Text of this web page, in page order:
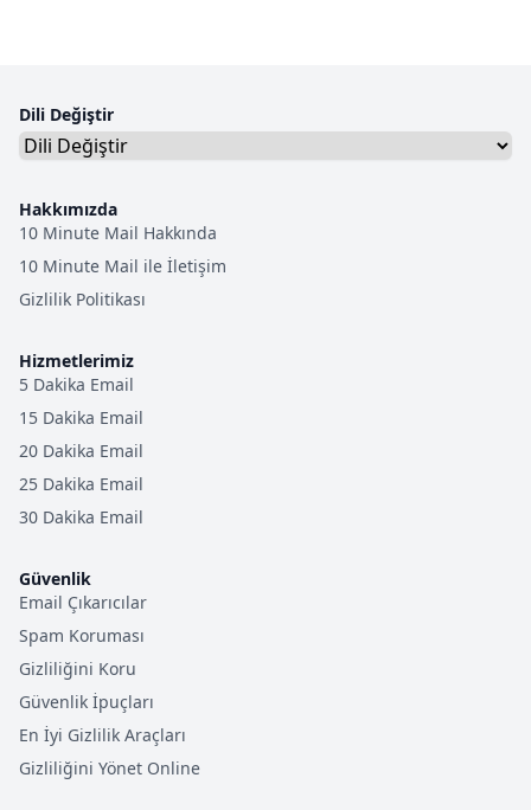
Dili Değiştir
Hakkımızda
10 Minute Mail Hakkında
10 Minute Mail ile İletişim
Gizlilik Politikası
Hizmetlerimiz
5 Dakika Email
15 Dakika Email
20 Dakika Email
25 Dakika Email
30 Dakika Email
Güvenlik
Email Çıkarıcılar
Spam Koruması
Gizliliğini Koru
Güvenlik İpuçları
En İyi Gizlilik Araçları
Gizliliğini Yönet Online